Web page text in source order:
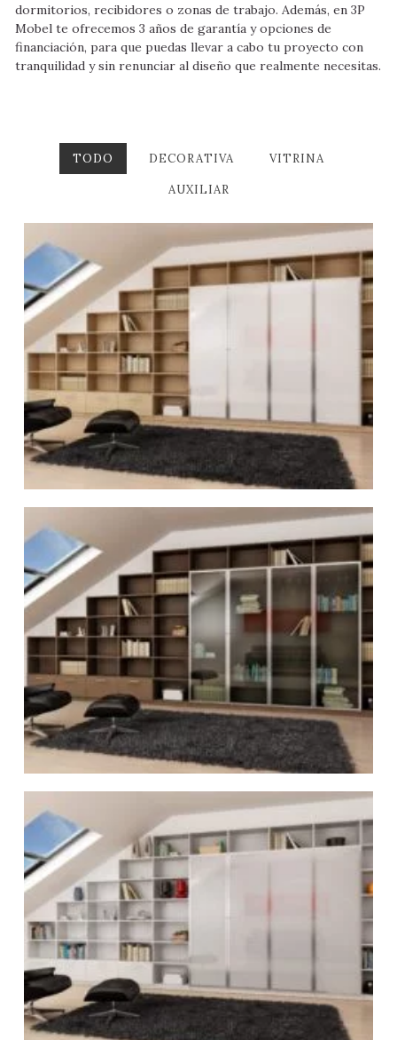
dormitorios, recibidores o zonas de trabajo. Además, en 3P
Mobel te ofrecemos 3 años de garantía y opciones de
financiación, para que puedas llevar a cabo tu proyecto con
tranquilidad y sin renunciar al diseño que realmente necesitas.
TODO DECORATIVA VITRINA
AUXILIAR